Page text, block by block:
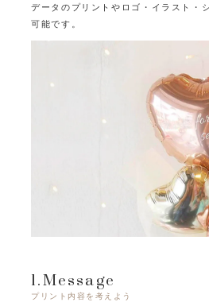
データのプリントやロゴ・イラスト・
可能です。
1.Message
プリント内容を考えよう